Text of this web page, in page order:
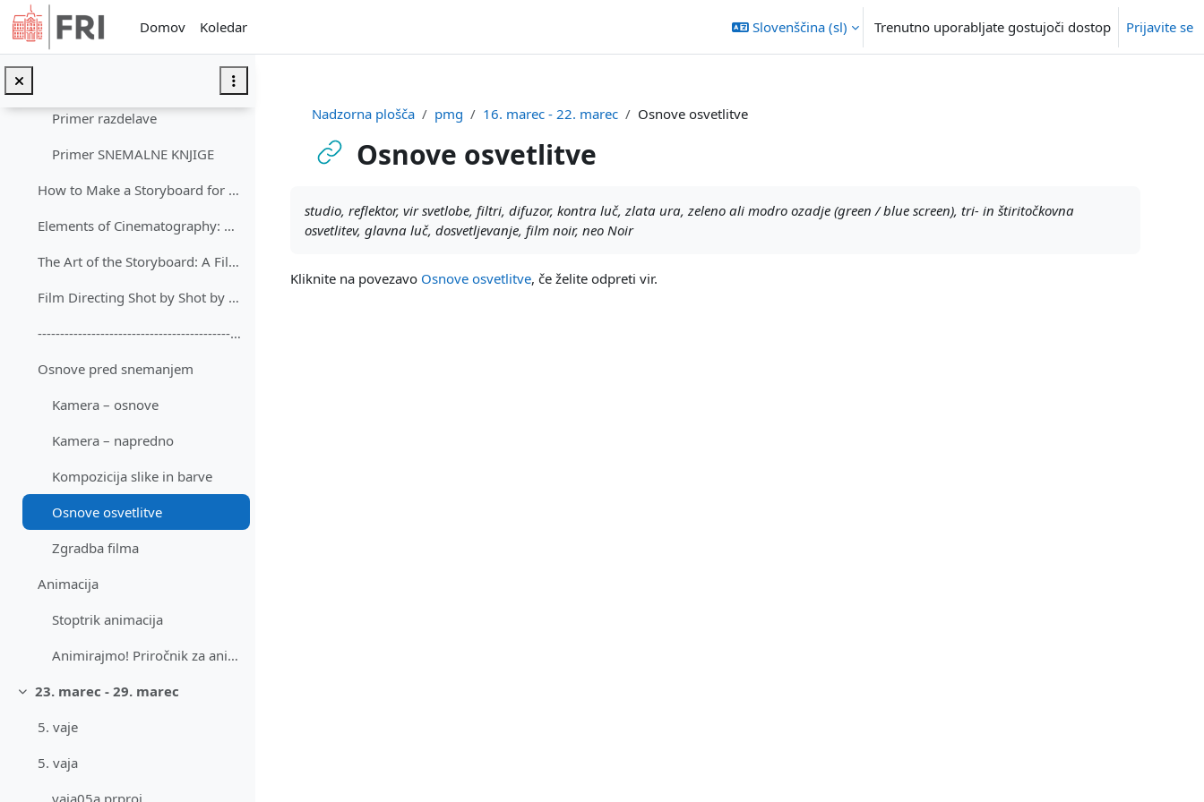
Preskoči na glavno vsebino
Domov
Koledar Slovenščina ‎(sl)‎ Trenutno uporabljate gostujoči dostop Prijavite se
Predavanja
Osnovni pojmi - razlaga
Primer razdelave
Primer SNEMALNE KNJIGE
How to Make a Storyboard for Video
Elements of Cinematography: Camera
The Art of the Storyboard: A Filmmaker’s Introduction: John Hart
Film Directing Shot by Shot by Steven Katz
--------------------------------------------------...
Osnove pred snemanjem
Kamera – osnove
Kamera – napredno
Kompozicija slike in barve
Osnove osvetlitve
Zgradba filma
Animacija
Stoptrik animacija
Animirajmo! Priročnik za animirani film
Skrči23. marec - 29. marec
5. vaje
5. vaja
Nadzorna plošča pmg 16. marec - 22. marec Osnove osvetlitve
Osnove osvetlitve
studio, reflektor, vir svetlobe, filtri, difuzor, kontra luč, zlata ura, zeleno ali modro ozadje (green / blue screen), tri- in štiritočkovna
osvetlitev, glavna luč, dosvetljevanje, film noir, neo Noir
Kliknite na povezavo Osnove osvetlitve, če želite odpreti vir.